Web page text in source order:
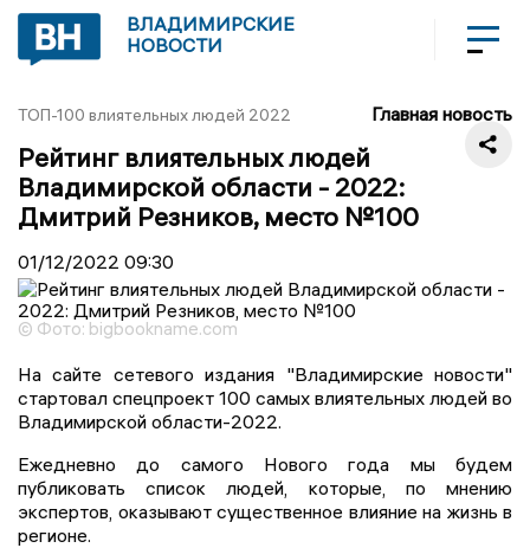
ВЛАДИМИРСКИЕ
НОВОСТИ
ТОП-100 влиятельных людей 2022 Главная новость
Рейтинг влиятельных людей
Владимирской области - 2022:
Дмитрий Резников, место №100
01/12/2022 09:30
© Фото: bigbookname.com
На сайте сетевого издания "Владимирские новости"
стартовал спецпроект 100 самых влиятельных людей во
Владимирской области-2022.
Ежедневно до самого Нового года мы будем
публиковать список людей, которые, по мнению
экспертов, оказывают существенное влияние на жизнь в
регионе.